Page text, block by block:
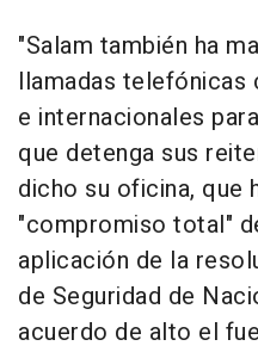
"Salam también ha
llamadas telefónicas
e internacionales
que detenga sus
dicho su oficina, que
"compromiso total"
aplicación de la
de Seguridad de
acuerdo de alto el